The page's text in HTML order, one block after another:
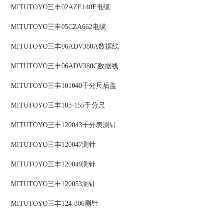
MITUTOYO三丰02AZE140F电缆
MITUTOYO三丰05CZA662电缆
MITUTOYO三丰06ADV380A数据线
MITUTOYO三丰06ADV380C数据线
MITUTOYO三丰101040千分尺后盖
MITUTOYO三丰103-155千分尺
MITUTOYO三丰120043千分表测针
MITUTOYO三丰120047测针
MITUTOYO三丰120049测针
MITUTOYO三丰120053测针
MITUTOYO三丰124-806测针